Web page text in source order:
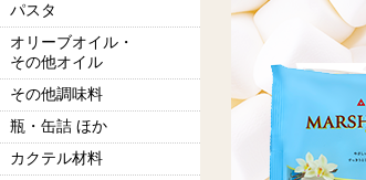
パスタ
オリーブオイル・
その他オイル
その他調味料
瓶・缶詰 ほか
カクテル材料